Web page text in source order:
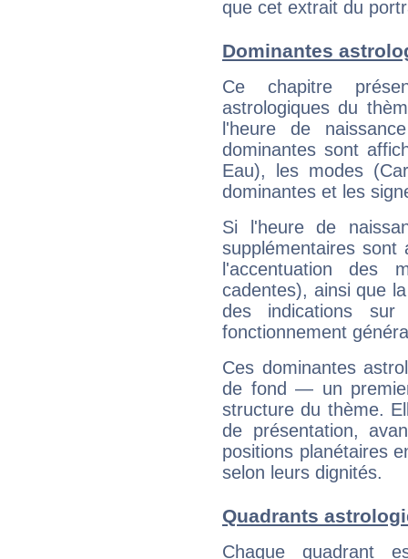
que cet extrait du
Dominantes
Ce chapitre
astrologiques du
l'heure de
dominantes sont
Eau), les modes
dominantes et les
Si l'heure de
supplémentaires sont
l'accentuation des
cadentes), ainsi que
des indications sur
fonctionnement
Ces dominantes
de fond — un
structure du thème.
de présentation,
positions planétaires
selon leurs dignités.
Quadrants
Chaque quadrant